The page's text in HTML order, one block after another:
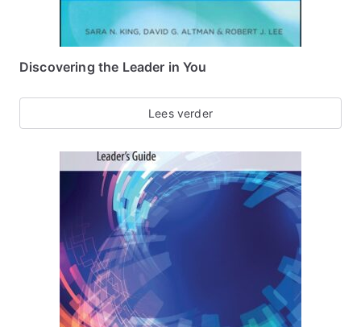
Discovering the Leader in You
Lees verder